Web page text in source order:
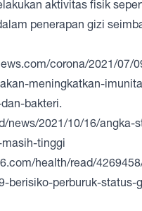
aktivitas fisik
penerapan gizi
corona/2021/07/
meningkatkan-
bakteri.
news/2021/10/16/angka-
tinggi
health/read/
berisiko-perburuk-status-